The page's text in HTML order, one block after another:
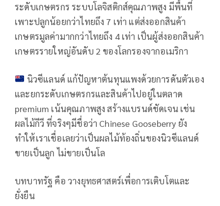
ระดับเกษตรกร ระบบโลจิสติกส์คุณภาพสูง มีพื้นที่
เพาะปลูกน้อยกว่าไทยถึง 7 เท่า แต่ส่งออกสินค้า
เกษตรมูลค่ามากกว่าไทยถึง 4 เท่า เป็นผู้ส่งออกสินค้า
เกษตรรายใหญ่อันดับ 2 ของโลกรองจากอเมริกา
นิวซีแลนด์ แก้ปัญหาต้นทุนแพงด้วยการดันตัวเอง
และยกระดับเกษตรกรและสินค้าไปอยู่ในตลาด
premium เน้นคุณภาพสูง สร้างแบรนด์ชัดเจน เช่น
ผลไม้กีวี ที่จริงๆมีชื่อว่า Chinese Gooseberry ยัง
ทำให้เราเชื่อเลยว่าเป็นผลไม้ท้องถิ่นของนิวซีแลนด์
ขายเป็นลูก ไม่ขายเป็นโล
บทบาทรัฐ คือ วางยุทธศาสตร์เพื่อการเติบโตและ
ยั่งยืน